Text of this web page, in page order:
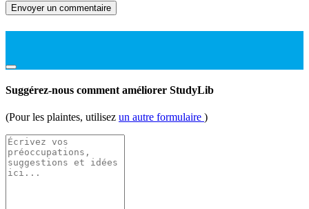
Envoyer un commentaire
Suggérez-nous comment améliorer StudyLib
(Pour les plaintes, utilisez un autre formulaire )